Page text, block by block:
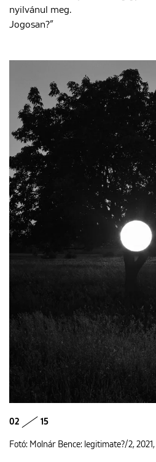
nyilvánul meg.
Jogosan?”
02 15
Fotó: Molnár Bence: legitimate?/2,